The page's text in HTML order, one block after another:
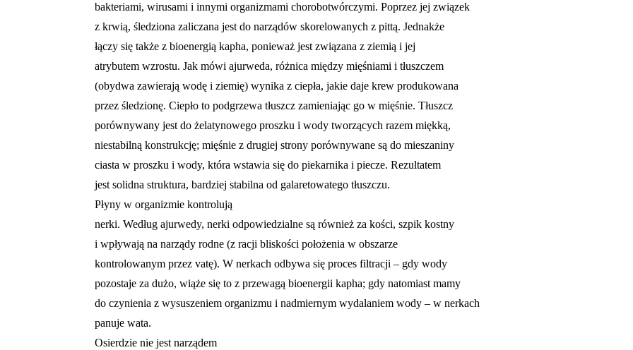
bakteriami, wirusami i innymi organizmami chorobotwórczymi. Poprzez jej związek
z krwią, śledziona zaliczana jest do narządów skorelowanych z pittą. Jednakże
łączy się także z bioenergią kapha, ponieważ jest związana z ziemią i jej
atrybutem wzrostu. Jak mówi ajurweda, różnica między mięśniami i tłuszczem
(obydwa zawierają wodę i ziemię) wynika z ciepła, jakie daje krew produkowana
przez śledzionę. Ciepło to podgrzewa tłuszcz zamieniając go w mięśnie. Tłuszcz
porównywany jest do żelatynowego proszku i wody tworzących razem miękką,
niestabilną konstrukcję; mięśnie z drugiej strony porównywane są do mieszaniny
ciasta w proszku i wody, która wstawia się do piekarnika i piecze. Rezultatem
jest solidna struktura, bardziej stabilna od galaretowatego tłuszczu.
Płyny w organizmie kontrolują
nerki. Według ajurwedy, nerki odpowiedzialne są również za kości, szpik kostny
i wpływają na narządy rodne (z racji bliskości położenia w obszarze
kontrolowanym przez vatę). W nerkach odbywa się proces filtracji – gdy wody
pozostaje za dużo, wiąże się to z przewagą bioenergii kapha; gdy natomiast mamy
do czynienia z wysuszeniem organizmu i nadmiernym wydalaniem wody – w nerkach
panuje wata.
Osierdzie nie jest narządem